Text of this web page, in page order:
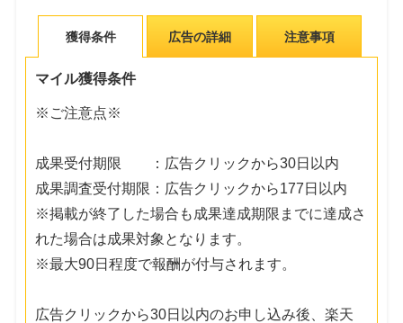
獲得条件 広告の詳細 注意事項
マイル獲得条件
※ご注意点※
成果受付期限 ：広告クリックから30日以内
成果調査受付期限：広告クリックから177日以内
※掲載が終了した場合も成果達成期限までに達成さ
れた場合は成果対象となります。
※最大90日程度で報酬が付与されます。
広告クリックから30日以内のお申し込み後、楽天